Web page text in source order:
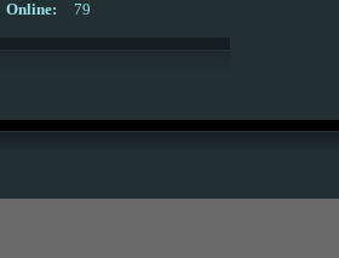
Online: 79